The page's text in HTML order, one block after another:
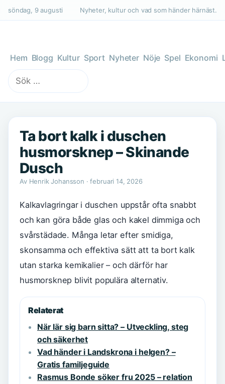
söndag, 9 augusti Nyheter, kultur och vad som händer härnäst.
Hem Blogg Kultur Sport Nyheter Nöje Spel Ekonomi
Sök
efter:
Ta bort kalk i duschen
husmorsknep – Skinande
Dusch
Av Henrik Johansson · februari 14, 2026
Kalkavlagringar i duschen uppstår ofta snabbt
och kan göra både glas och kakel dimmiga och
svårstädade. Många letar efter smidiga,
skonsamma och effektiva sätt att ta bort kalk
utan starka kemikalier – och därför har
husmorsknep blivit populära alternativ.
Relaterat
När lär sig barn sitta? – Utveckling, steg
och säkerhet
Vad händer i Landskrona i helgen? –
Gratis familjeguide
Rasmus Bonde söker fru 2025 – relation